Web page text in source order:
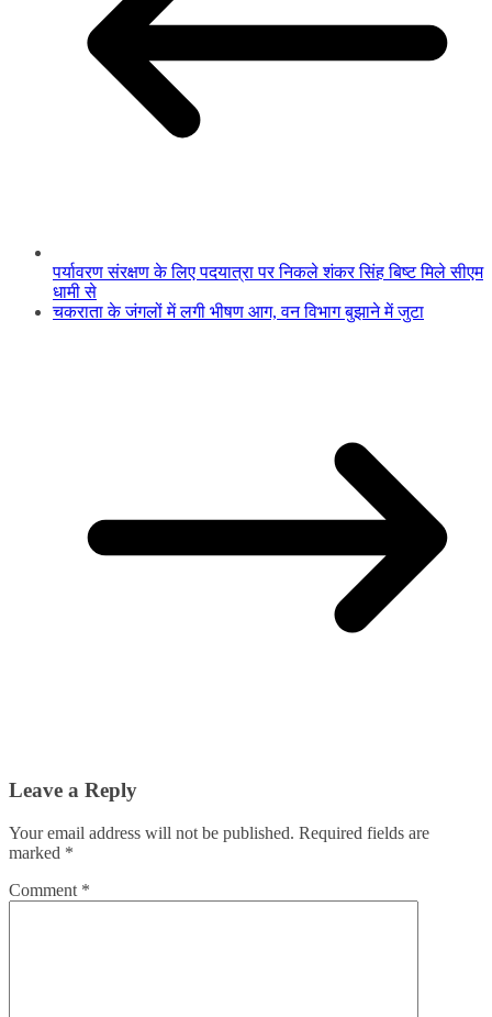
पर्यावरण संरक्षण के लिए पदयात्रा पर निकले शंकर सिंह बिष्ट मिले सीएम
धामी से
चकराता के जंगलों में लगी भीषण आग, वन विभाग बुझाने में जुटा
Leave a Reply
Your email address will not be published. Required fields are
marked *
Comment *